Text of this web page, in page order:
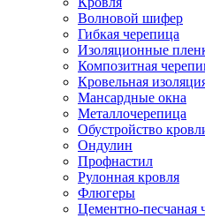
Волновой шифер
Гибкая черепица
Изоляционные
Композитная
Кровельная
Мансардные окна
Металлочерепица
Обустройство
Ондулин
Профнастил
Рулонная кровля
Флюгеры
Цементно-песчаная